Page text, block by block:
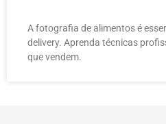
A fotografia de alimentos é
delivery. Aprenda técnicas
que vendem.